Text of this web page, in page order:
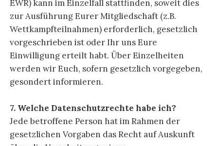
EWR) kann im Einzelfall stattfinden, soweit dies
zur Ausführung Eurer Mitgliedschaft (z.B.
Wettkampfteilnahmen) erforderlich, gesetzlich
vorgeschrieben ist oder Ihr uns Eure
Einwilligung erteilt habt. Über Einzelheiten
werden wir Euch, sofern gesetzlich vorgegeben,
gesondert informieren.
7. Welche Datenschutzrechte habe ich?
Jede betroffene Person hat im Rahmen der
gesetzlichen Vorgaben das Recht auf Auskunft